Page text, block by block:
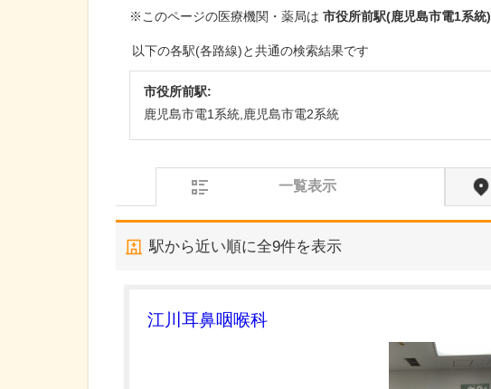
※このページの医療機関・薬局は 市役所前駅(鹿児島市電1系統)
以下の各駅(各路線)と共通の検索結果です
市役所前駅:
鹿児島市電1系統,鹿児島市電2系統
一覧表示
駅から近い順に全9件を表示
江川耳鼻咽喉科